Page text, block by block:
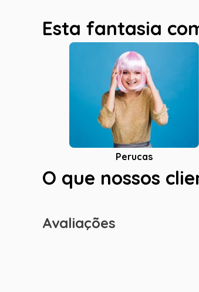
Esta fantasia
Perucas
O que nossos
Avaliações